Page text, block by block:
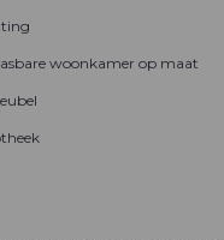
woonkamer op maat